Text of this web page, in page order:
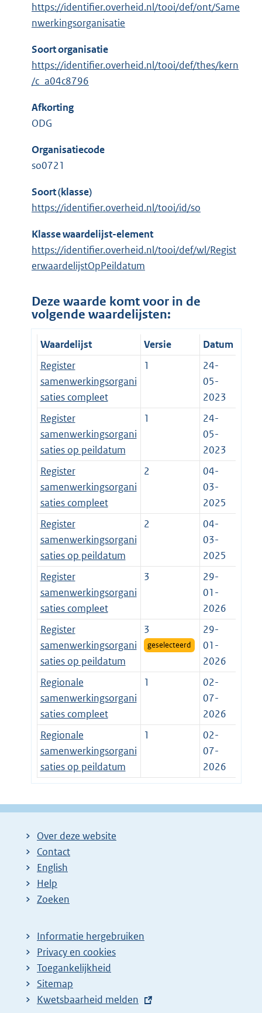
https://identifier.overheid.nl/tooi/def/ont/Same
nwerkingsorganisatie
Soort organisatie
https://identifier.overheid.nl/tooi/def/thes/kern
/c_a04c8796
Afkorting
ODG
Organisatiecode
so0721
Soort (klasse)
https://identifier.overheid.nl/tooi/id/so
Klasse waardelijst-element
https://identifier.overheid.nl/tooi/def/wl/Regist
erwaardelijstOpPeildatum
Deze waarde komt voor in de
volgende waardelijsten:
Waardelijst Versie
Datum
Register
samenwerkingsorgani
saties compleet
1
24-
05-
2023
Register
samenwerkingsorgani
saties op peildatum
1
24-
05-
2023
Register
samenwerkingsorgani
saties compleet
2
04-
03-
2025
Register
samenwerkingsorgani
saties op peildatum
2
04-
03-
2025
Register
samenwerkingsorgani
saties compleet
3
29-
01-
2026
Register
samenwerkingsorgani
saties op peildatum
3
geselecteerd
29-
01-
2026
Regionale
samenwerkingsorgani
saties compleet
1
02-
07-
2026
Regionale
samenwerkingsorgani
saties op peildatum
1
02-
07-
2026
Over deze website
Contact
English
Help
Zoeken
Informatie hergebruiken
Privacy en cookies
Toegankelijkheid
Sitemap
E
Kwetsbaarheid melden